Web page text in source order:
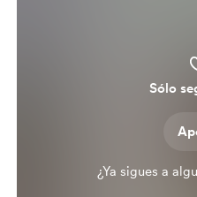
Sólo
¿Ya sigues a